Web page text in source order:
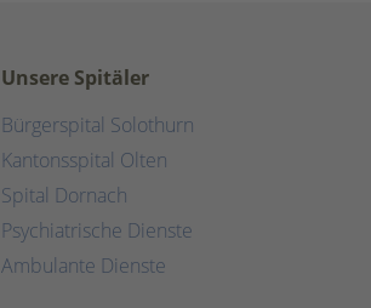
Unsere Spitäler
Bürgerspital Solothurn
Kantonsspital Olten
Spital Dornach
Psychiatrische Dienste
Ambulante Dienste